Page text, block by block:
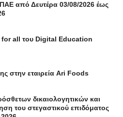
από Δευτέρα 03/08/2026 έως
all του Digital Education
στην εταιρεία Ari Foods
δικαιολογητικών και
του στεγαστικού επιδόματος